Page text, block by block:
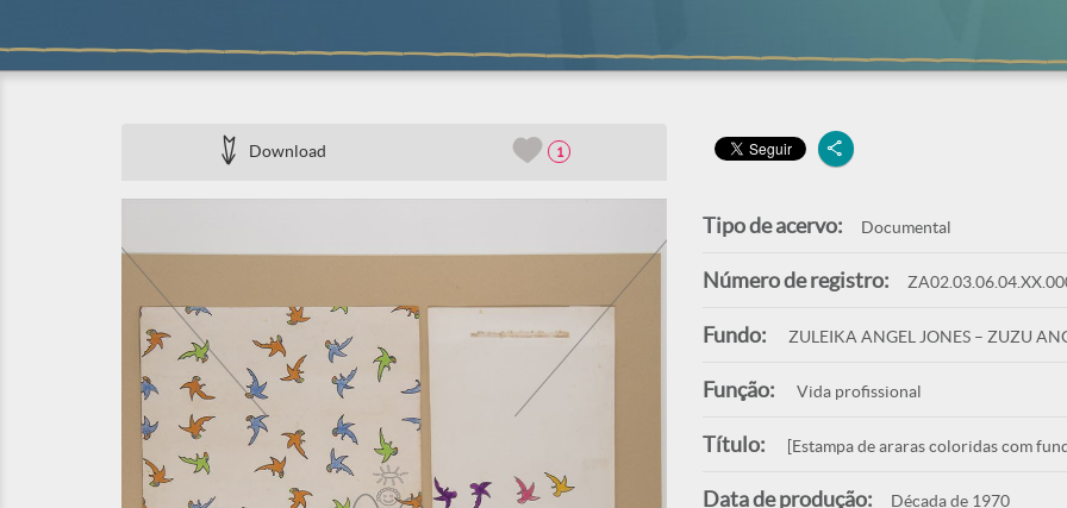
Download 1
Tipo de acervo: Documental
Número de registro:
Fundo: ZULEIKA ANGEL JONES – ZUZU
Função: Vida profissional
Título: [Estampa de araras coloridas com
Data de produção: Década de 1970